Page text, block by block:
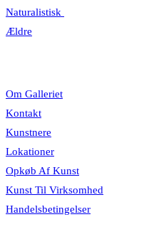
Naturalistisk
Ældre
Om Galleriet
Kontakt
Kunstnere
Lokationer
Opkøb Af Kunst
Kunst Til Virksomhed
Handelsbetingelser